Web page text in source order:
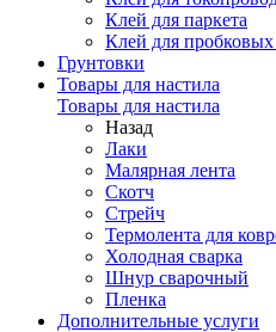
Клей для паркета
Клей для
Грунтовки
Товары для настила
Товары для настила
Назад
Лаки
Малярная лента
Скотч
Стрейч
Термолента для
Холодная сварка
Шнур сварочный
Пленка
Дополнительные услуги